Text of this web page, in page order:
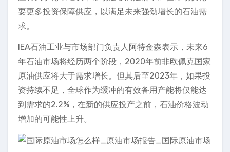
要更多投资保障供应，以满足未来强劲增长的石油需
求。
IEA石油工业与市场部门负责人阿特金森表示，未来6
年石油市场将经历两个阶段，2020年前非欧佩克国家
原油供应将大于需求增长。但其后至2023年，如果投
资持续不足，全球作为缓冲的有效备用产能将仅能达
到需求的2.2%，在新的供应投产之前，石油价格波动
增加的可能性上升。